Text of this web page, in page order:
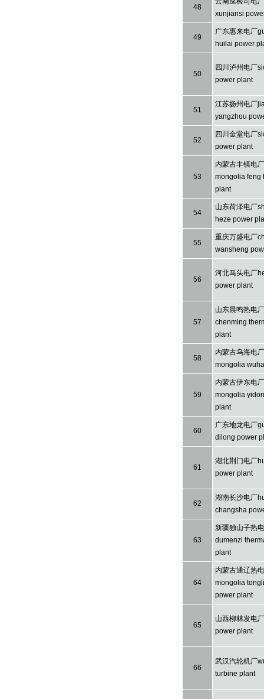
48
xunjiansi
49
广东惠来电厂
huilai power
50
四川泸州电厂
power plant
51
江苏扬州电厂
yangzhou
52
四川金堂电厂
power plant
53
内蒙古丰镇电
mongolia feng
plant
54
山东荷泽电厂
heze power
55
重庆万盛电厂
wansheng
56
河北马头电厂
power plant
57
山东晨鸣热电
chenming
plant
58
内蒙古乌海电
mongolia
59
内蒙古伊东电
mongolia
plant
60
广东地龙电厂
dilong power
61
湖北荆门电厂
power plant
62
湖南长沙电厂
changsha
63
新疆独山子热
dumenzi
plant
64
内蒙古通辽热
mongolia
power plant
65
山西柳林发电
power plant
66
武汉汽轮机厂
turbine plant